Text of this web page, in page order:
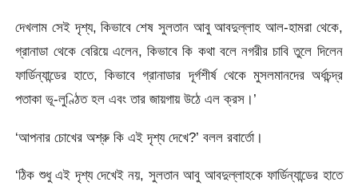
দেখলাম সেই দৃশ্য, কিভাবে শেষ সুলতান আবু আবদুল্লাহ আল-হামরা থেকে,
গ্রানাডা থেকে বেরিয়ে এলেন, কিভাবে কি কথা বলে নগরীর চাবি তুলে দিলেন
ফার্ডিন্যান্ডের হাতে, কিভাবে গ্রানাডার দূর্গশীর্ষ থেকে মুসলমানদের অর্ধচন্দ্র
পতাকা ভূ-লুণ্ঠিত হল এবং তার জায়গায় উঠে এল ক্রস।’
‘আপনার চোখের অশ্রু কি এই দৃশ্য দেখে?’ বলল রবার্তো।
‘ঠিক শুধু এই দৃশ্য দেখেই নয়, সুলতান আবু আবদুল্লাহকে ফার্ডিন্যান্ডের হাতে